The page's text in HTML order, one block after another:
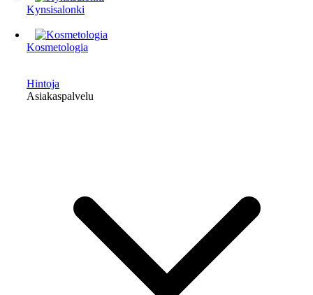
Kynsisalonki
Kosmetologia
Hintoja
Asiakaspalvelu